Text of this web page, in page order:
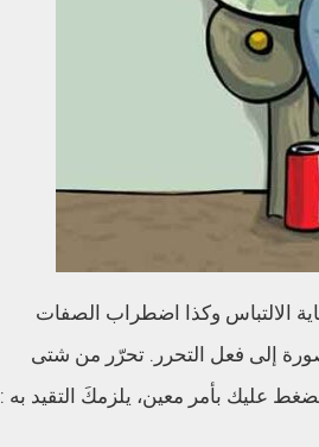
الالتباس وكذا اضطراب الصفات
إلى فعل التحرر . تحرّر من شتى
عليك بأمر معين، يلزمكَ التقيد به :